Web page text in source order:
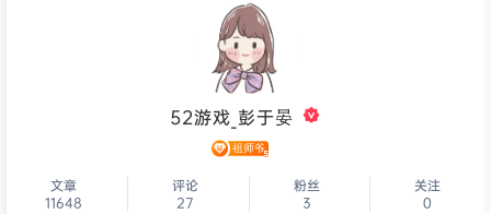
52游戏_彭于晏
文章
11648
评论
27
粉丝
3
关注
0